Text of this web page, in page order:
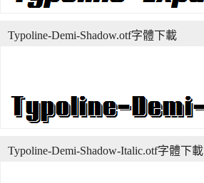
Typoline-Demi-Shadow.otf字體下載
Typoline-Demi-Shadow-Italic.otf字體下載